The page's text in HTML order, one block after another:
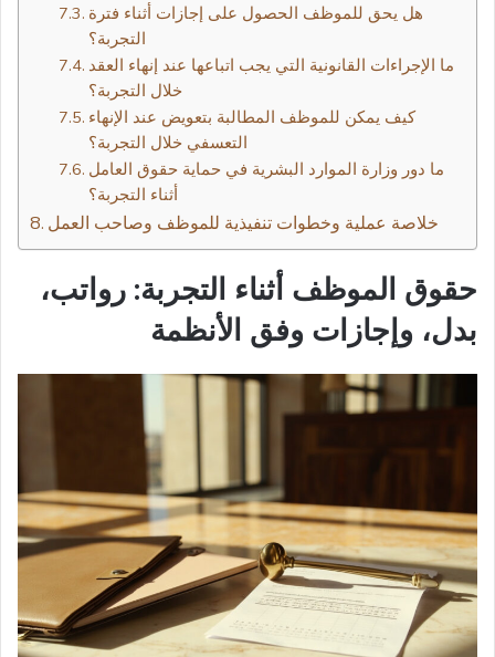
هل يحق للموظف الحصول على إجازات أثناء فترة
التجربة؟
ما الإجراءات القانونية التي يجب اتباعها عند إنهاء العقد
خلال التجربة؟
كيف يمكن للموظف المطالبة بتعويض عند الإنهاء
التعسفي خلال التجربة؟
ما دور وزارة الموارد البشرية في حماية حقوق العامل
أثناء التجربة؟
خلاصة عملية وخطوات تنفيذية للموظف وصاحب العمل
حقوق الموظف أثناء التجربة: رواتب،
بدل، وإجازات وفق الأنظمة